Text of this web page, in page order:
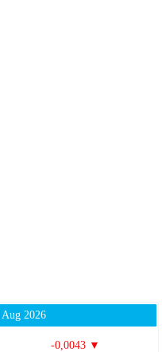
2026
-0,0043 ▼